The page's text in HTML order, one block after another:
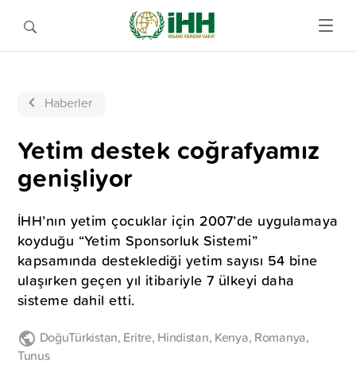
Haberler
Yetim destek coğrafyamız
genişliyor
İHH’nın yetim çocuklar için 2007’de uygulamaya
koyduğu “Yetim Sponsorluk Sistemi”
kapsamında desteklediği yetim sayısı 54 bine
ulaşırken geçen yıl itibariyle 7 ülkeyi daha
sisteme dahil etti.
DoğuTürkistan, Eritre, Hindistan, Kenya, Romanya,
Tunus